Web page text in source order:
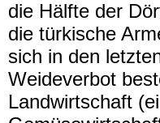
die Hälfte der
die türkische
sich in den
Weideverbot
Landwirtschaft